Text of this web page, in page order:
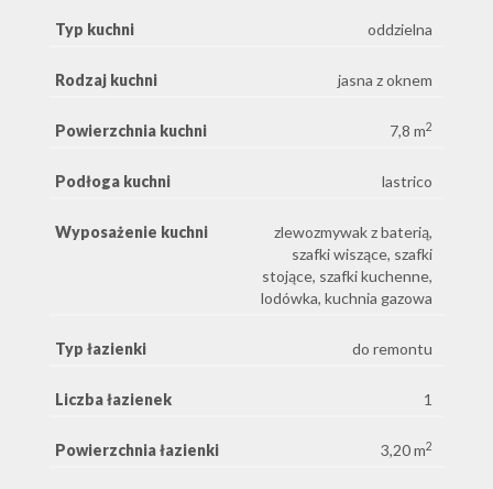
Typ kuchni oddzielna
Rodzaj kuchni jasna z oknem
Powierzchnia kuchni 7,8 m2
Podłoga kuchni lastrico
Wyposażenie kuchni
zlewozmywak z baterią,
szafki wiszące, szafki
stojące, szafki kuchenne,
lodówka, kuchnia gazowa
Typ łazienki do remontu
Liczba łazienek 1
Powierzchnia łazienki 3,20 m2